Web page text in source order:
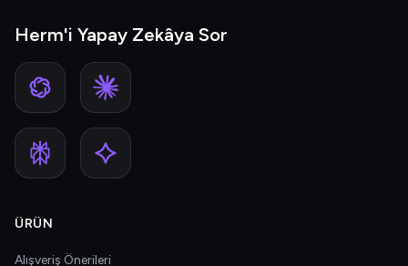
Herm'i Yapay Zekâya Sor
ÜRÜN
Alışveriş Önerileri